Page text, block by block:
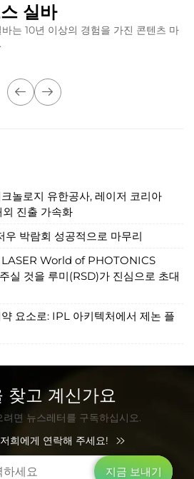
실바
는 10년 이상의 경험을 가진 콘텐츠 마
놀로지 유한공사, 레이저 코리아
진출 가속화
박람회 성공적으로 마무리
LASER World of PHOTONICS
실 것을 루미(RSD)가 진심으로 초대
요소로: IPL 아키텍처에서 제논 플
찾고 계신가요
면 뉴스레터를 구독하십시오.
희에게 연락해 주세요!
지금 보내기